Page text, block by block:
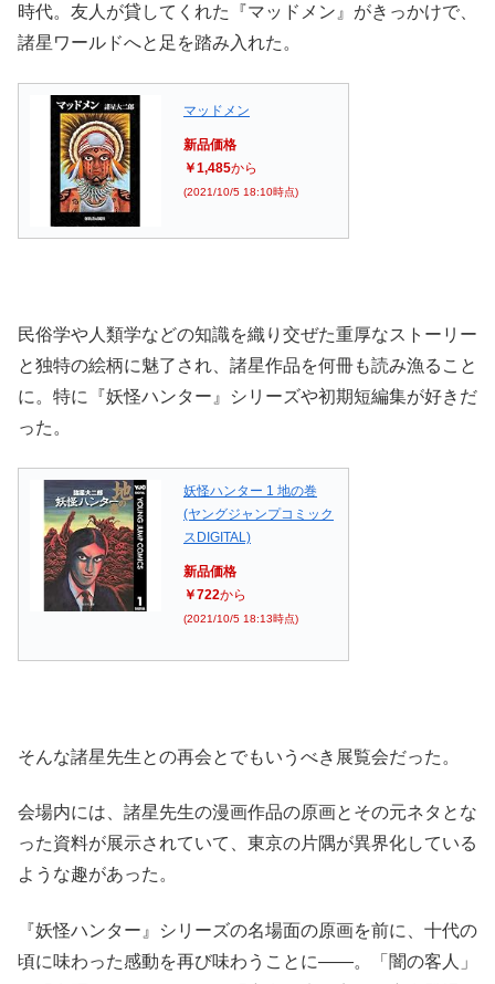
時代。友人が貸してくれた『マッドメン』がきっかけで、
諸星ワールドへと足を踏み入れた。
マッドメン
新品価格
￥1,485から
(2021/10/5 18:10時点)
民俗学や人類学などの知識を織り交ぜた重厚なストーリー
と独特の絵柄に魅了され、諸星作品を何冊も読み漁ること
に。特に『妖怪ハンター』シリーズや初期短編集が好きだ
った。
妖怪ハンター 1 地の巻
(ヤングジャンプコミック
スDIGITAL)
新品価格
￥722から
(2021/10/5 18:13時点)
そんな諸星先生との再会とでもいうべき展覧会だった。
会場内には、諸星先生の漫画作品の原画とその元ネタとな
った資料が展示されていて、東京の片隅が異界化している
ような趣があった。
『妖怪ハンター』シリーズの名場面の原画を前に、十代の
頃に味わった感動を再び味わうことに――。「闇の客人」